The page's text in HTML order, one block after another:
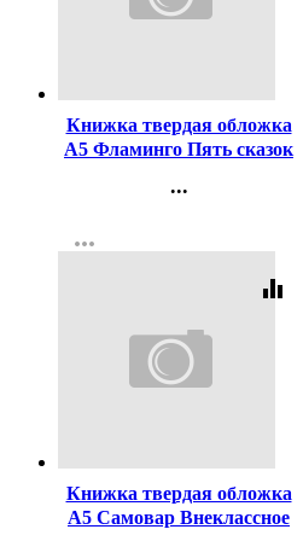
Книжка твердая обложка
А5 Фламинго Пять сказок
14124/2755131060/34320
...
Регистрация
more_horiz
equalizer
Книжка твердая обложка
А5 Самовар Внеклассное